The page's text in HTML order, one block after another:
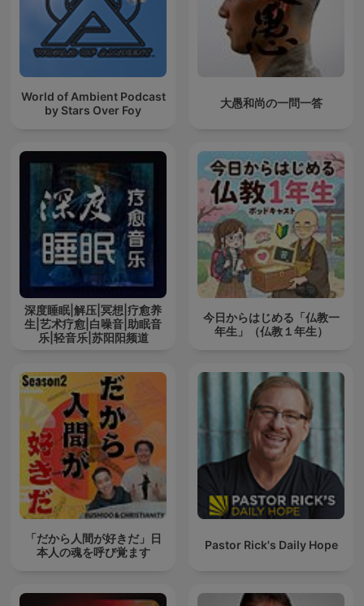
World of Ambient Podcast
by Stars Over Foy
大愚和尚の一問一答
深度睡眠|解压|冥想|疗愈养
生|艺术疗愈|白噪音|助眠音
乐|轻音乐|苏阳阳频道
今日からはじめる「仏教一
年生」（仏教１年生）
「だから人間が好きだ」日
本人の魂を呼び覚ます
Pastor Rick's Daily Hope